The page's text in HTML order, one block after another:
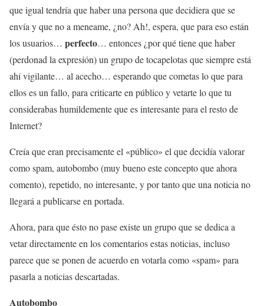
que igual tendría que haber una persona que decidiera que se
envía y que no a meneame, ¿no? Ah!, espera, que para eso están
los usuarios… perfecto… entonces ¿por qué tiene que haber
(perdonad la expresión) un grupo de tocapelotas que siempre está
ahí vigilante… al acecho… esperando que cometas lo que para
ellos es un fallo, para criticarte en público y vetarte lo que tu
considerabas humildemente que es interesante para el resto de
Internet?
Creía que eran precisamente el «público» el que decidía valorar
como spam, autobombo (muy bueno este concepto que ahora
comento), repetido, no interesante, y por tanto que una noticia no
llegará a publicarse en portada.
Ahora, para que ésto no pase existe un grupo que se dedica a
vetar directamente en los comentarios estas noticias, incluso
parece que se ponen de acuerdo en votarla como «spam» para
pasarla a noticias descartadas.
Autobombo